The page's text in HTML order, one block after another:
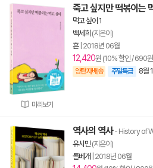
미리보기
죽고 싶지만 떡볶이는
먹고 싶어 1
백세희 (지은이)
흔| 2018년 06월
12,420원 (10% 할인 / 690
양탄자배송 주말특급 8월
역사의 역사- History of
유시민(지은이)
돌베개 2018년 06월